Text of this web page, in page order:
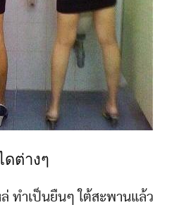
ต่างๆ
ทำเป็นยืนๆ ใต้สะพานแล้ว